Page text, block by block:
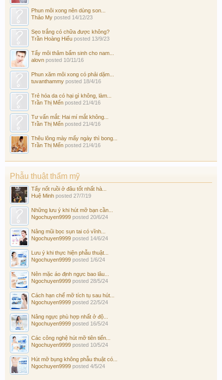
Phun môi xong nên dùng son...
Thảo My posted 14/12/23
Sẹo trắng có chữa được không?
Trần Hoàng Hiếu posted 13/9/23
Tẩy môi thâm bẩm sinh cho nam...
alovn posted 10/11/16
Phun xăm môi xong có phải dặm...
tuvanthammy posted 18/4/16
Trẻ hóa da có hại gì không, làm...
Trần Thị Mến posted 21/4/16
Tư vấn mắt: Hai mí mắt không...
Trần Thị Mến posted 21/4/16
Thêu lông mày mấy ngày thì bong...
Trần Thị Mến posted 21/4/16
Phẫu thuật thẩm mỹ
Tẩy nốt ruồi ở đâu tốt nhất hà...
Huệ Minh posted 27/7/19
Những lưu ý khi hút mỡ bạn cần...
Ngochuyen9999 posted 20/6/24
Nâng mũi bọc sụn tai có vĩnh...
Ngochuyen9999 posted 14/6/24
Lưu ý khi thực hiện phẫu thuật...
Ngochuyen9999 posted 1/6/24
Nên mặc áo định ngực bao lâu...
Ngochuyen9999 posted 28/5/24
Cách hạn chế mỡ tích tụ sau hút...
Ngochuyen9999 posted 22/5/24
Nâng ngực phù hợp nhất ở độ...
Ngochuyen9999 posted 16/5/24
Các công nghệ hút mỡ tiên tiến...
Ngochuyen9999 posted 10/5/24
Hút mỡ bụng không phẫu thuật có...
Ngochuyen9999 posted 4/5/24